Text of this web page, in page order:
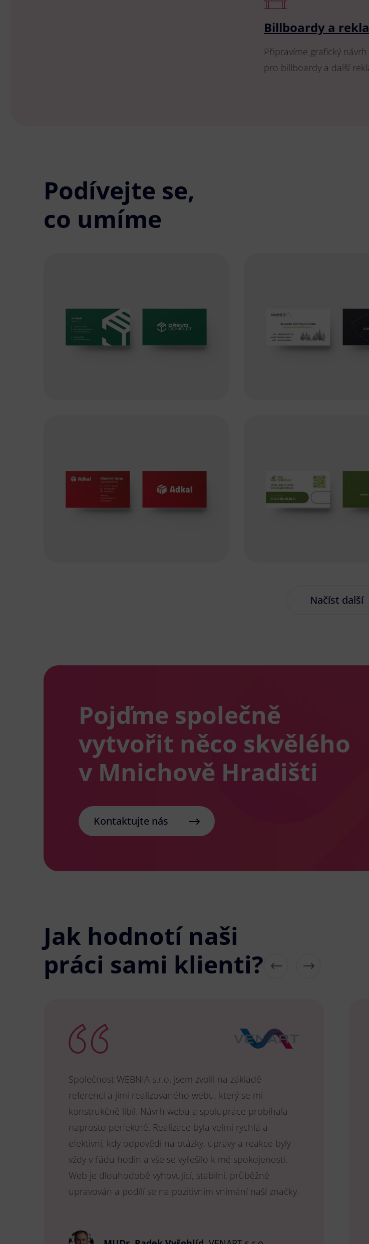
Billboardy a
Připravíme grafický
pro billboardy a další
Podívejte se,
co umíme
Načíst další
Pojďme společně
vytvořit něco skvělého
v Mnichově Hradišti
Kontaktujte nás
Jak hodnotí naši
práci sami klienti?
Společnost WEBNIA s.r.o. jsem zvolil na základě
referencí a jimi realizovaného webu, který se mi
konstrukčně libíl. Návrh webu a spolupráce probíhala
naprosto perfektně. Realizace byla velmi rychlá a
efektivní, kdy odpovědi na otázky, úpravy a reakce byly
vždy v řádu hodin a vše se vyřešilo k mé spokojenosti.
Web je dlouhodobě vyhovující, stabilní, průběžně
upravován a podílí se na pozitivním vnímání naší značky.